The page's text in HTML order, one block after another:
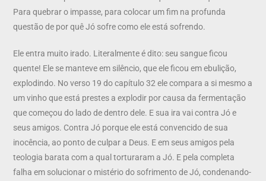
Para quebrar o impasse, para colocar um fim na profunda
questão de por quê Jó sofre como ele está sofrendo.
Ele entra muito irado. Literalmente é dito: seu sangue ficou
quente! Ele se manteve em silêncio, que ele ficou em ebulição,
explodindo. No verso 19 do capítulo 32 ele compara a si mesmo a
um vinho que está prestes a explodir por causa da fermentação
que começou do lado de dentro dele. E sua ira vai contra Jó e
seus amigos. Contra Jó porque ele está convencido de sua
inocência, ao ponto de culpar a Deus. E em seus amigos pela
teologia barata com a qual torturaram a Jó. E pela completa
falha em solucionar o mistério do sofrimento de Jó, condenando-